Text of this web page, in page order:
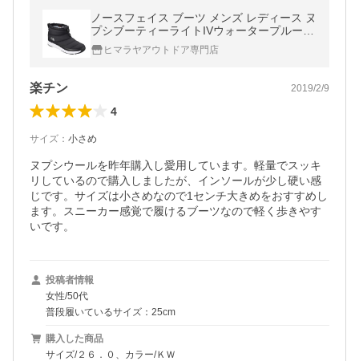
ノースフェイス ブーツ メンズ レディース ヌ
プシブーティーライトIVウォータープルーフ
ミニ ユニセックス NF51884 KW THE NORT
H FACE od
ヒマラヤアウトドア専門店
楽チン 2019/2/9
4
サイズ ： 小さめ
ヌプシウールを昨年購入し愛用しています。軽量でスッキ
リしているので購入しましたが、インソールが少し硬い感
じです。サイズは小さめなので1センチ大きめをおすすめし
ます。スニーカー感覚で履けるブーツなので軽く歩きやす
いです。
投稿者情報
女性/50代
普段履いているサイズ：25cm
購入した商品
サイズ/２６．０、カラー/ＫＷ